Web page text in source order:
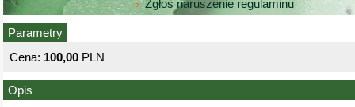
Zgłoś naruszenie regulaminu
Parametry
Cena: 100,00 PLN
Opis